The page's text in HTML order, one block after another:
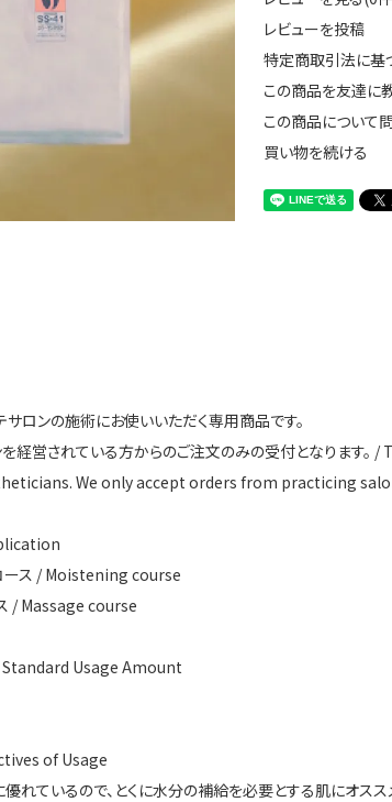
一覧
・配送について
い合わせ
登録
レビューを投稿
特定商取引法に基
この商品を友達に
この商品について
買い物を続ける
ロンの施術にお使いいただく専用商品です。
を経営されている方からのご注文のみの受付となります
We only accept orders from practicing
ース / Moistening course
/ Massage course
Standard Usage Amount
of Usage
優れているので、とくに水分の補給を必要とする肌にオ